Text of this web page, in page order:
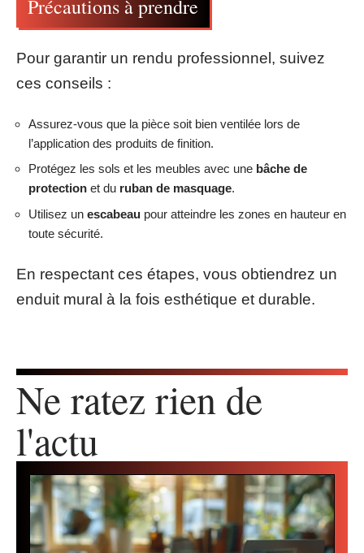
Précautions à prendre
Pour garantir un rendu professionnel, suivez
ces conseils :
Assurez-vous que la pièce soit bien ventilée lors de
l’application des produits de finition.
Protégez les sols et les meubles avec une bâche de
protection et du ruban de masquage.
Utilisez un escabeau pour atteindre les zones en hauteur en
toute sécurité.
En respectant ces étapes, vous obtiendrez un
enduit mural à la fois esthétique et durable.
Ne ratez rien de
l'actu